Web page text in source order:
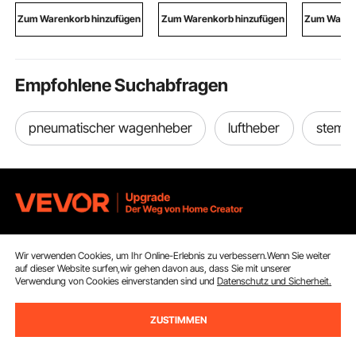
Druckerständer für
Schule Büro Schwarz
Zum Warenkorb hinzufügen
für kleine Räume
Küchen Badezimmer
Zum Warenkorb hinzufügen
m für
Zum
Empfohlene Suchabfragen
pneumatischer wagenheber luftheber
Melden Sie sich für unseren Newsletter an.
E-Mail Adresse Abonnieren
Durch Klicken auf die Schaltflächeabonnieren
Datenschutz- und Cookie-Richtlinienzu.
Wir verwenden Cookies, um Ihr Online-Erlebnis zu verbessern.Wenn Sie weiter
auf dieser Website surfen,wir gehen davon aus, dass Sie mit unserer
Verwendung von Cookies einverstanden sind undDatenschutz und Sicherheit.
ZUSTIMMEN